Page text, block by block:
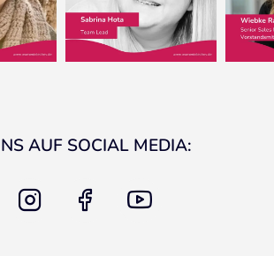
AUF SOCIAL MEDIA:
linkedin instagram